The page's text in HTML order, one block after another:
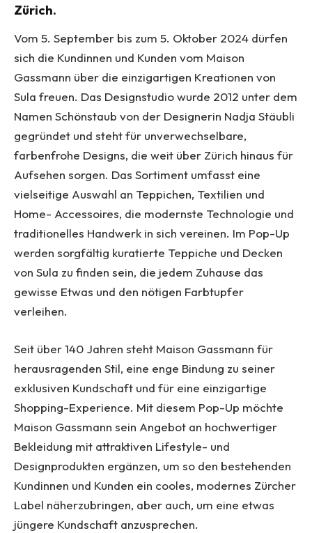
Zürich.
Vom 5. September bis zum 5. Oktober 2024 dürfen
sich die Kundinnen und Kunden vom Maison
Gassmann über die einzigartigen Kreationen von
Sula freuen. Das Designstudio wurde 2012 unter dem
Namen Schönstaub von der Designerin Nadja Stäubli
gegründet und steht für unverwechselbare,
farbenfrohe Designs, die weit über Zürich hinaus für
Aufsehen sorgen. Das Sortiment umfasst eine
vielseitige Auswahl an Teppichen, Textilien und
Home- Accessoires, die modernste Technologie und
traditionelles Handwerk in sich vereinen. Im Pop-Up
werden sorgfältig kuratierte Teppiche und Decken
von Sula zu finden sein, die jedem Zuhause das
gewisse Etwas und den nötigen Farbtupfer
verleihen.
Seit über 140 Jahren steht Maison Gassmann für
herausragenden Stil, eine enge Bindung zu seiner
exklusiven Kundschaft und für eine einzigartige
Shopping-Experience. Mit diesem Pop-Up möchte
Maison Gassmann sein Angebot an hochwertiger
Bekleidung mit attraktiven Lifestyle- und
Designprodukten ergänzen, um so den bestehenden
Kundinnen und Kunden ein cooles, modernes Zürcher
Label näherzubringen, aber auch, um eine etwas
jüngere Kundschaft anzusprechen.